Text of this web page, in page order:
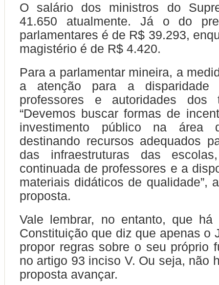
O salário dos ministros do
41.650 atualmente. Já o do
parlamentares é de R$ 39.293,
magistério é de R$ 4.420.
Para a parlamentar mineira, a
a atenção para a disparidade
professores e autoridades dos
“Devemos buscar formas de
investimento público na área
destinando recursos adequados
das infraestruturas das
continuada de professores e a
materiais didáticos de qualidade”,
proposta.
Vale lembrar, no entanto, que
Constituição que diz que apenas o
propor regras sobre o seu próprio
no artigo 93 inciso V. Ou seja, não
proposta avançar.